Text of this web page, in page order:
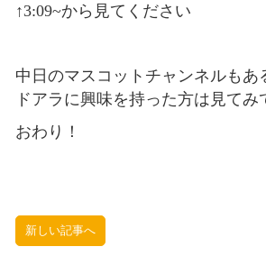
↑3:09~から見てください
中日のマスコットチャンネルもあ
ドアラに興味を持った方は見てみ
おわり！
新しい記事へ